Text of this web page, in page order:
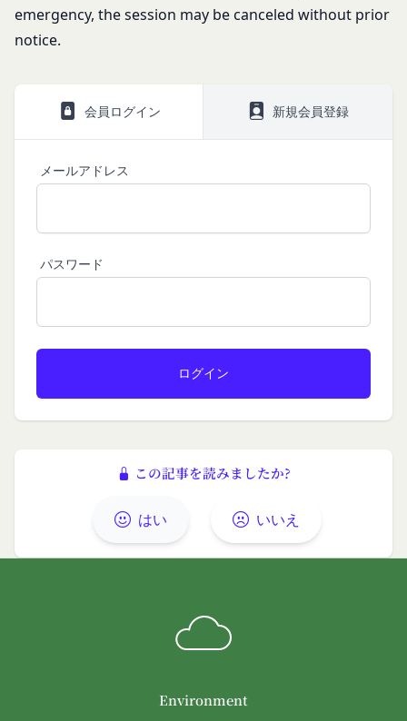
emergency, the session may be canceled without prior
notice.
会員ログイン 新規会員登録
メールアドレス
パスワード
この記事を読みましたか?
はい いいえ
Environment
本サービスを通じて会員に提供する文章、イラス
ト、デザイン、写真、画像、ロゴ、アイコン、映
は全て当社または当社にコンテンツの使用を許諾す
る者に帰属するものであり、会員はこれらの権利を
目的の如何を問わず、本サービスのコンテンツその
用（複製、改変、転用、転送、配布、掲示、販売、
会員は、前2項の規定に違反して第三者との間で問
当社所定の方法により会員が提供する商品レビュ
ー、画像データその他一切の提供物（以下、これら
財産権等の権利は、従前どおり会員が保持するもの
前項にかかわらず、会員は当社に対し、提供物に関
し、無償、地域無限定、非独占的、サブライセンス
す。）に関する権利を付与するものとします。
会員は、提供物について、自らが使用等についての
の権利を侵害していないことについて保証するもの